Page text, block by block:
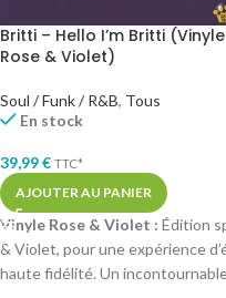
Britti – Hello I’m Britti (Vinyle
Rose & Violet)
Soul / Funk / R&B, Tous
En stock
39,99€ TTC*
AJOUTER AU PANIER
Vinyle Rose & Violet : Édition
& Violet, pour une expérience
haute fidélité. Un